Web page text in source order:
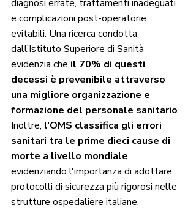
diagnosi errate, trattamenti inadeguati
e complicazioni post-operatorie
evitabili. Una ricerca condotta
dall’Istituto Superiore di Sanità
evidenzia che il 70% di questi
decessi è prevenibile attraverso
una migliore organizzazione e
formazione del personale sanitario.
Inoltre, l’OMS classifica gli errori
sanitari tra le prime dieci cause di
morte a livello mondiale,
evidenziando l'importanza di adottare
protocolli di sicurezza più rigorosi nelle
strutture ospedaliere italiane.